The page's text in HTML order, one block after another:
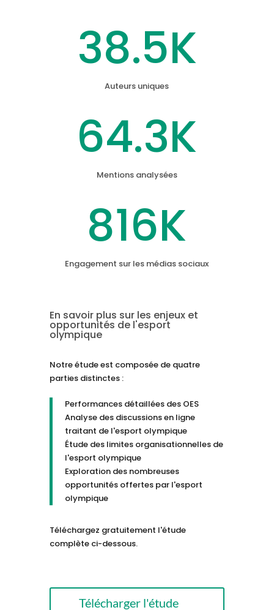
38.5K
Auteurs uniques
64.3K
Mentions analysées
816K
Engagement sur les médias sociaux
En savoir plus sur les enjeux et
opportunités de l'esport
olympique
Notre étude est composée de quatre
parties distinctes :
Performances détaillées des OES
Analyse des discussions en ligne
traitant de l'esport olympique
Étude des limites organisationnelles de
l'esport olympique
Exploration des nombreuses
opportunités offertes par l'esport
olympique
Téléchargez gratuitement l'étude
complète ci-dessous.
Télécharger l'étude